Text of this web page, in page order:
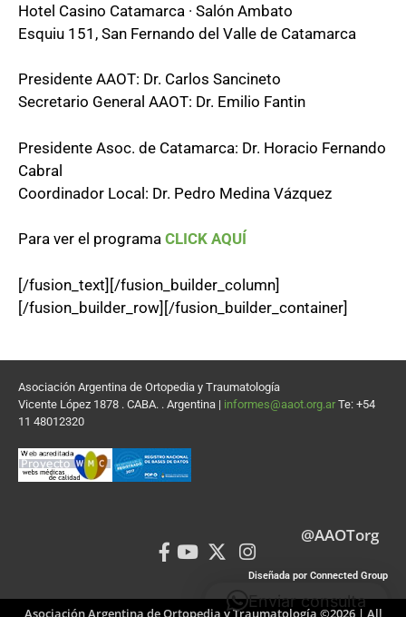
Hotel Casino Catamarca · Salón Ambato
Esquiu 151, San Fernando del Valle de Catamarca
Presidente AAOT: Dr. Carlos Sancineto
Secretario General AAOT: Dr. Emilio Fantin
Presidente Asoc. de Catamarca: Dr. Horacio Fernando
Cabral
Coordinador Local: Dr. Pedro Medina Vázquez
Para ver el programa CLICK AQUÍ
[/fusion_text][/fusion_builder_column]
[/fusion_builder_row][/fusion_builder_container]
Asociación Argentina de Ortopedia y Traumatología
Vicente López 1878 . CABA. . Argentina | informes@aaot.org.ar Te: +54
11 48012320
@AAOTorg
Diseñada por Connected Group
Asociación Argentina de Ortopedia y Traumatología ©2026 | All
Enviar consulta